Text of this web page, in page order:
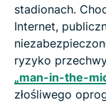
stadionach.
Internet,
ryzyko
„man-in-the-
złośliwego